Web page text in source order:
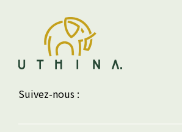
Suivez-nous :